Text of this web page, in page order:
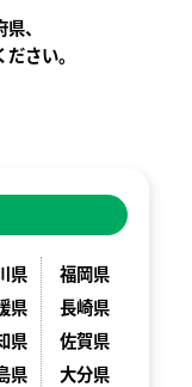
、
さい。
県
県
県
県
福岡県
長崎県
佐賀県
大分県